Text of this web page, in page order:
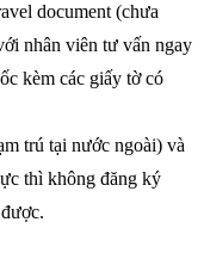
document (chưa
nhân viên tư vấn ngay
kèm các giấy tờ có
trú tại nước ngoài) và
thì không đăng ký